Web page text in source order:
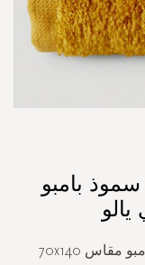
بامبو
منشفة حمام مصنوعة من القطن والبامبو مقاس 70x140